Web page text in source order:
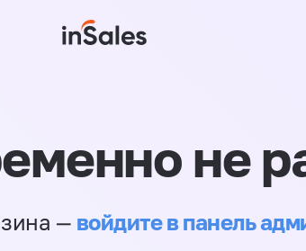
не
— войдите в панель